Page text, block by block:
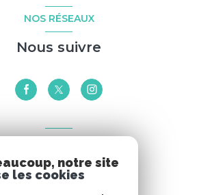
NOS RÉSEAUX
Nous suivre
propriétaire
notre site
les cookies